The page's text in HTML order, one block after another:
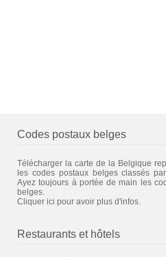
Codes postaux belges
Télécharger la carte de la Belgique
les codes postaux belges classés par
Ayez toujours à portée de main les
belges.
Cliquer ici pour avoir plus d'infos.
Restaurants et hôtels